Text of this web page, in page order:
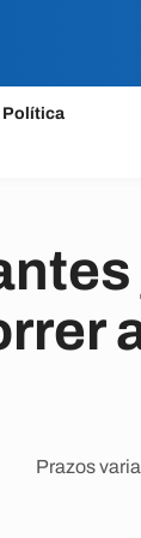
Política
Prazos